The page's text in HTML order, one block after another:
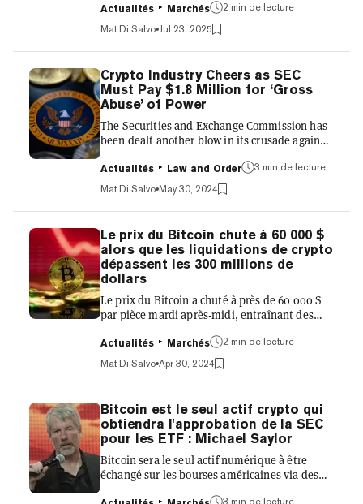
mogul Arthur Hayes. In a new blog post by the
co-founder and former chief of crypto exchange
BitMEX, Hayes argues that the second biggest
digital coin by market cap could reach $10,000
by the end of the year. That's more than
double the coin's all-time high price. ETH was
recently trading for $3,590 per coin, according
to CoinGecko, down slightly after hitting t...
Actualités Marchés
2 min de lecture
Mat Di Salvo Jul 23, 2025
Crypto Industry Cheers as SEC
Must Pay $1.8 Million for ‘Gross
Abuse’ of Power
The Securities and Exchange Commission has
been dealt another blow in its crusade against
pay $1.8 million following its failed lawsuit
against DEBT Box. Last year, the SEC alleged
that crypto mining firm DEBT Box “lied to
investors” in a “fraudulent scheme” where it
raised $50 million in Bitcoin and Ethereum.
Yesterday, Utah District Court Judge Robert
Shelby ruled that the case was a dud and that
the regulator would have to cough up cash to
cover...
Actualités Law and Order
3 min de lecture
Mat Di Salvo May 30, 2024
Le prix du Bitcoin chute à 60 000 $
alors que les liquidations de crypto
dépassent les 300 millions de
dollars
Le prix du Bitcoin a chuté à près de 60 000 $
par pièce mardi après-midi, entraînant des
pariaient sur la hausse du prix de l'actif. Les
données de CoinGlass montrent que, au cours
des dernières 24 heures, plus de 261 millions
de dollars de positions longues pour toutes les
cryptomonnaies ont été liquidés. En incluant
les positions courtes, les liquidations totales
s'élèvent à plus de 324 millions de dollars. Au
cours des quatre dernières heures seulem...
Actualités Marchés
2 min de lecture
Mat Di Salvo Apr 30, 2024
Bitcoin est le seul actif crypto qui
obtiendra l'approbation de la SEC
pour les ETF : Michael Saylor
Bitcoin sera le seul actif numérique à être
échangé sur les bourses américaines via des
3 min de lecture